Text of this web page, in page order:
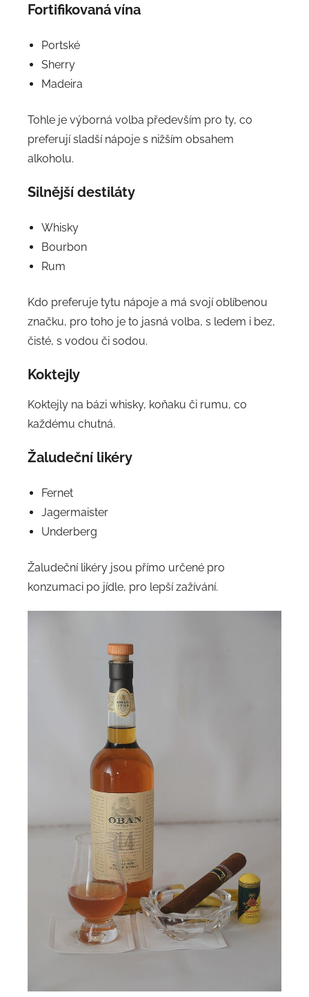
Fortifikovaná vína
Portské
Sherry
Madeira
Tohle je výborná volba především pro ty, co
preferují sladší nápoje s nižším obsahem
alkoholu.
Silnější destiláty
Whisky
Bourbon
Rum
Kdo preferuje tytu nápoje a má svojí oblíbenou
značku, pro toho je to jasná volba, s ledem i bez,
čisté, s vodou či sodou.
Koktejly
Koktejly na bázi whisky, koňaku či rumu, co
každému chutná.
Žaludeční likéry
Fernet
Jagermaister
Underberg
Žaludeční likéry jsou přímo určené pro
konzumaci po jídle, pro lepší zažívání.